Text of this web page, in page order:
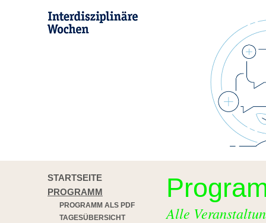
STARTSEITE
PROGRAMM
PROGRAMM ALS PDF
TAGESÜBERSICHT
Alle